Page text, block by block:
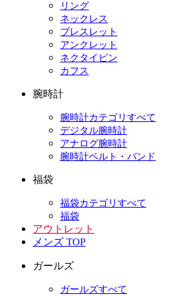
リング
ネックレス
ブレスレット
アンクレット
ネクタイピン
カフス
腕時計
腕時計カテゴリすべて
デジタル腕時計
アナログ腕時計
腕時計ベルト・バンド
福袋
福袋カテゴリすべて
福袋
アウトレット
メンズ TOP
ガールズ
ガールズすべて